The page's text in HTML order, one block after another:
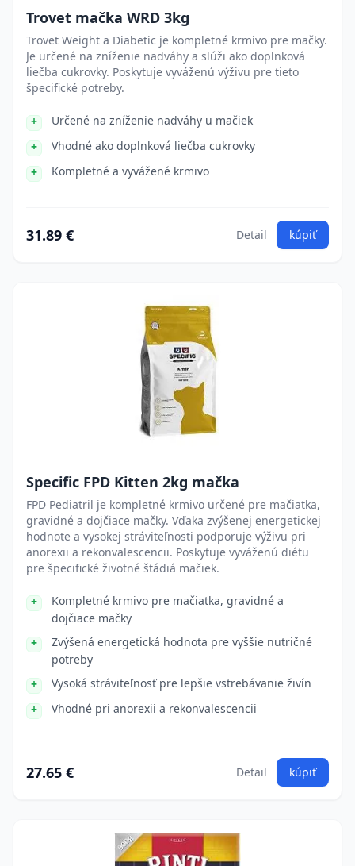
Trovet mačka WRD 3kg
Trovet Weight a Diabetic je kompletné krmivo pre mačky.
Je určené na zníženie nadváhy a slúži ako doplnková
liečba cukrovky. Poskytuje vyváženú výživu pre tieto
špecifické potreby.
Určené na zníženie nadváhy u mačiek
Vhodné ako doplnková liečba cukrovky
Kompletné a vyvážené krmivo
31.89 € Detail kúpiť
Specific FPD Kitten 2kg mačka
FPD Pediatril je kompletné krmivo určené pre mačiatka,
gravidné a dojčiace mačky. Vďaka zvýšenej energetickej
hodnote a vysokej stráviteľnosti podporuje výživu pri
anorexii a rekonvalescencii. Poskytuje vyváženú diétu
pre špecifické životné štádiá mačiek.
Kompletné krmivo pre mačiatka, gravidné a
dojčiace mačky
Zvýšená energetická hodnota pre vyššie nutričné
potreby
Vysoká stráviteľnosť pre lepšie vstrebávanie živín
Vhodné pri anorexii a rekonvalescencii
27.65 € Detail kúpiť